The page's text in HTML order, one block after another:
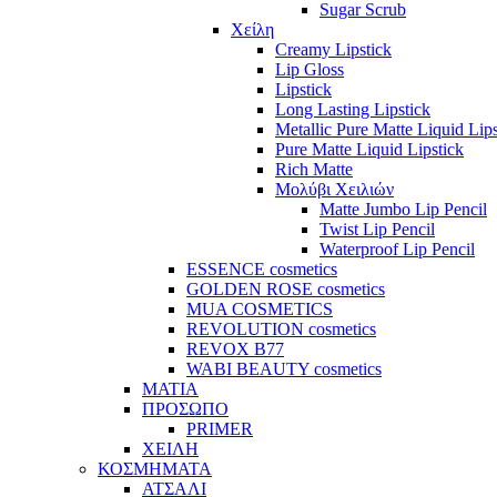
Sugar Scrub
Χείλη
Creamy Lipstick
Lip Gloss
Lipstick
Long Lasting Lipstick
Metallic Pure Matte Liquid
Pure Matte Liquid Lipstick
Rich Matte
Μολύβι Χειλιών
Matte Jumbo Lip Pencil
Twist Lip Pencil
Waterproof Lip Pencil
ESSENCE cosmetics
GOLDEN ROSE cosmetics
MUA COSMETICS
REVOLUTION cosmetics
REVOX B77
WABI BEAUTY cosmetics
ΜΑΤΙΑ
ΠΡΟΣΩΠΟ
PRIMER
ΧΕΙΛΗ
ΚΟΣΜΗΜΑΤΑ
ΑΤΣΑΛΙ